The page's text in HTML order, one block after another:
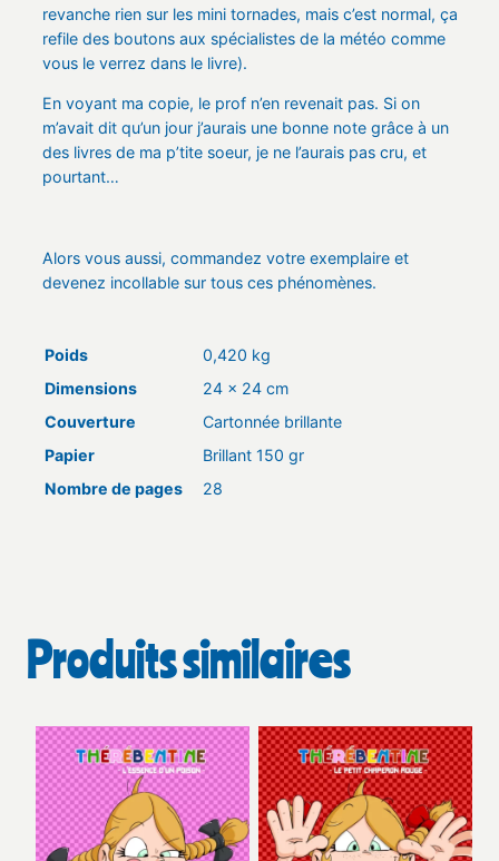
revanche rien sur les mini tornades, mais c’est normal, ça
refile des boutons aux spécialistes de la météo comme
vous le verrez dans le livre).
En voyant ma copie, le prof n’en revenait pas. Si on
m’avait dit qu’un jour j’aurais une bonne note grâce à un
des livres de ma p’tite soeur, je ne l’aurais pas cru, et
pourtant…
Alors vous aussi, commandez votre exemplaire et
devenez incollable sur tous ces phénomènes.
Poids
0,420 kg
Dimensions
24 × 24 cm
Couverture
Cartonnée brillante
Papier
Brillant 150 gr
Nombre de pages
28
Produits similaires